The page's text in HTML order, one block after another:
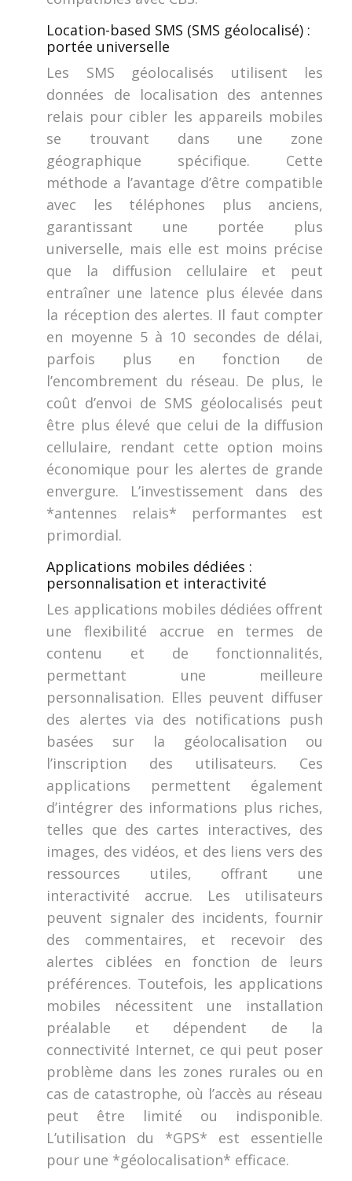
Location-based SMS (SMS géolocalisé) :
portée universelle
Les SMS géolocalisés utilisent les
données de localisation des antennes
relais pour cibler les appareils mobiles
se trouvant dans une zone
géographique spécifique. Cette
méthode a l’avantage d’être compatible
avec les téléphones plus anciens,
garantissant une portée plus
universelle, mais elle est moins précise
que la diffusion cellulaire et peut
entraîner une latence plus élevée dans
la réception des alertes. Il faut compter
en moyenne 5 à 10 secondes de délai,
parfois plus en fonction de
l’encombrement du réseau. De plus, le
coût d’envoi de SMS géolocalisés peut
être plus élevé que celui de la diffusion
cellulaire, rendant cette option moins
économique pour les alertes de grande
envergure. L’investissement dans des
*antennes relais* performantes est
primordial.
Applications mobiles dédiées :
personnalisation et interactivité
Les applications mobiles dédiées offrent
une flexibilité accrue en termes de
contenu et de fonctionnalités,
permettant une meilleure
personnalisation. Elles peuvent diffuser
des alertes via des notifications push
basées sur la géolocalisation ou
l’inscription des utilisateurs. Ces
applications permettent également
d’intégrer des informations plus riches,
telles que des cartes interactives, des
images, des vidéos, et des liens vers des
ressources utiles, offrant une
interactivité accrue. Les utilisateurs
peuvent signaler des incidents, fournir
des commentaires, et recevoir des
alertes ciblées en fonction de leurs
préférences. Toutefois, les applications
mobiles nécessitent une installation
préalable et dépendent de la
connectivité Internet, ce qui peut poser
problème dans les zones rurales ou en
cas de catastrophe, où l’accès au réseau
peut être limité ou indisponible.
L’utilisation du *GPS* est essentielle
pour une *géolocalisation* efficace.